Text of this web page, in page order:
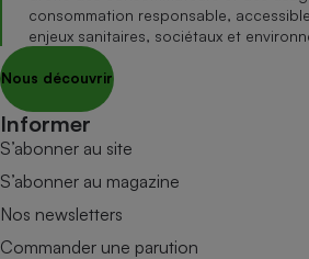
consommation responsable,
enjeux sanitaires, sociétaux et
Nous découvrir
Informer
S’abonner au site
S’abonner au magazine
Nos newsletters
Commander une parution